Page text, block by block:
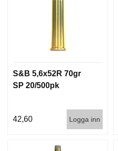
S&B 5,6x52R 70gr
SP 20/500pk
42,60 Logga inn